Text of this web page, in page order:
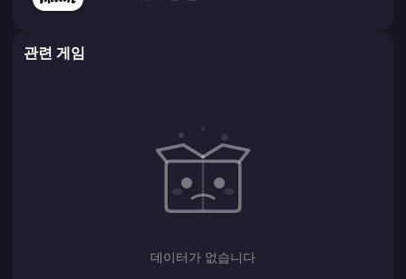
관련 게임
데이터가 없습니다